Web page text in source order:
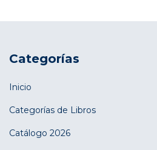
Categorías
Inicio
Categorías de Libros
Catálogo 2026